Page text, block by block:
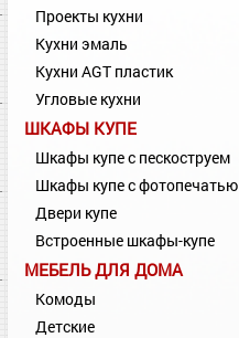
Проекты кухни
Кухни эмаль
Кухни AGT пластик
Угловые кухни
ШКАФЫ КУПЕ
Шкафы купе с пескоструем
Шкафы купе с фотопечатью
Двери купе
Встроенные шкафы-купе
МЕБЕЛЬ ДЛЯ ДОМА
Комоды
Детские